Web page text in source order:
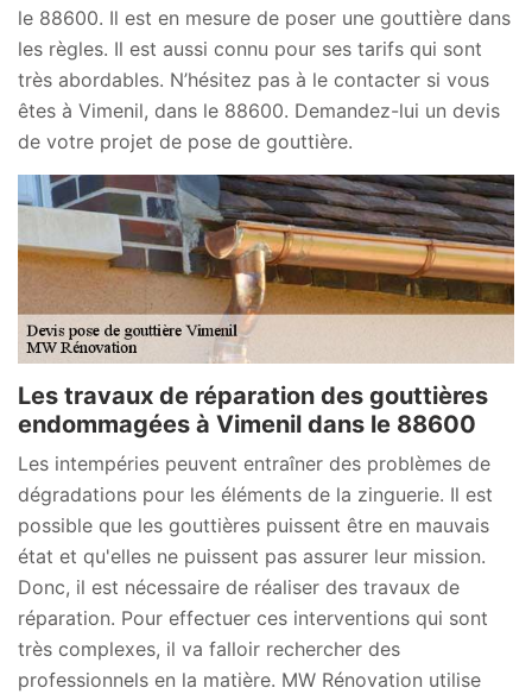
le 88600. Il est en mesure de poser une gouttière dans
les règles. Il est aussi connu pour ses tarifs qui sont
très abordables. N’hésitez pas à le contacter si vous
êtes à Vimenil, dans le 88600. Demandez-lui un devis
de votre projet de pose de gouttière.
Les travaux de réparation des gouttières
endommagées à Vimenil dans le 88600
Les intempéries peuvent entraîner des problèmes de
dégradations pour les éléments de la zinguerie. Il est
possible que les gouttières puissent être en mauvais
état et qu'elles ne puissent pas assurer leur mission.
Donc, il est nécessaire de réaliser des travaux de
réparation. Pour effectuer ces interventions qui sont
très complexes, il va falloir rechercher des
professionnels en la matière. MW Rénovation utilise